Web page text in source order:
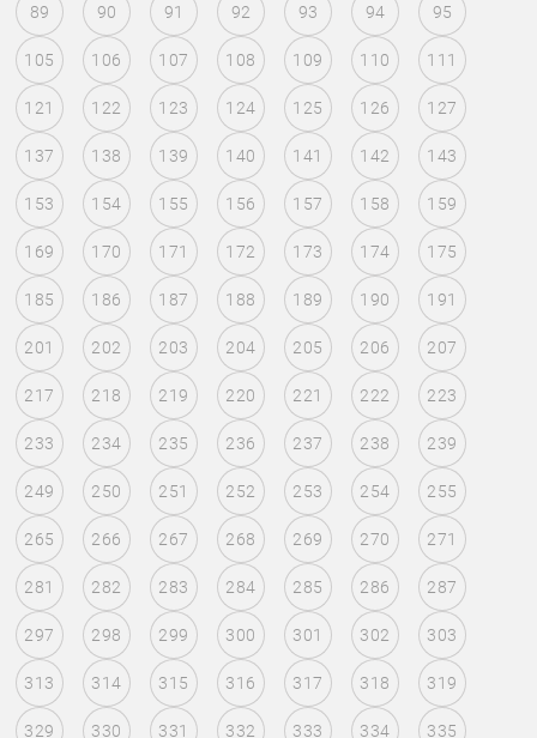
89 90 91 92 93 94 95
105 106 107 108 109 110 111
121 122 123 124 125 126 127
137 138 139 140 141 142 143
153 154 155 156 157 158 159
169 170 171 172 173 174 175
185 186 187 188 189 190 191
201 202 203 204 205 206 207
217 218 219 220 221 222 223
233 234 235 236 237 238 239
249 250 251 252 253 254 255
265 266 267 268 269 270 271
281 282 283 284 285 286 287
297 298 299 300 301 302 303
313 314 315 316 317 318 319
329 330 331 332 333 334 335